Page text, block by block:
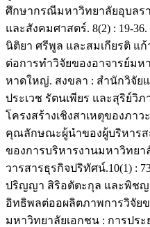
ศึกษากรณีมหาวิทยาลัยอุบลร
และสังคมศาสตร์. 8(2) : 19-36.
นิติยา ศรีพูล และสมเกียรติ แก้
ต่อการทำวิจัยของอาจารย์มห
หาดใหญ่. สงขลา : สำนักวิจั
ประเวช รัตนเพียร และสุริย์วิภ
โครงสร้างเชิงสาเหตุของภา
คุณลักษณะผู้นำของผู้บริหาร
ของการบริหารงานมหาวิทยา
วารสารธุรกิจปริทัศน์.10(1) :
ปริญญา สิริอตัตะกุล และพิชญ
อิทธิพลต่ออผลิตภาพการวิจัยข
มหาวิทยาลัยเอกชน : การปร